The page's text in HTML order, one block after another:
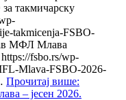
такмичарску
takmicenja-FSBO-
МФЛ Млава
fsbo.rs/wp-
Mlava-FSBO-2026-
Прочитај више:
– јесен 2026.